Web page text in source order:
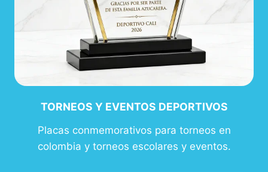
TORNEOS Y EVENTOS DEPORTIVOS
Placas conmemorativos para torneos en
colombia y torneos escolares y eventos.